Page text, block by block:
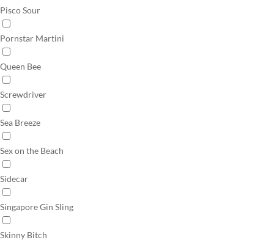
Pisco Sour
Pornstar Martini
Queen Bee
Screwdriver
Sea Breeze
Sex on the Beach
Sidecar
Singapore Gin Sling
Skinny Bitch